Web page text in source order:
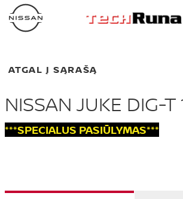
ATGAL Į SĄRAŠĄ
NISSAN JUKE DIG-T
***SPECIALUS PASIŪLYMAS***